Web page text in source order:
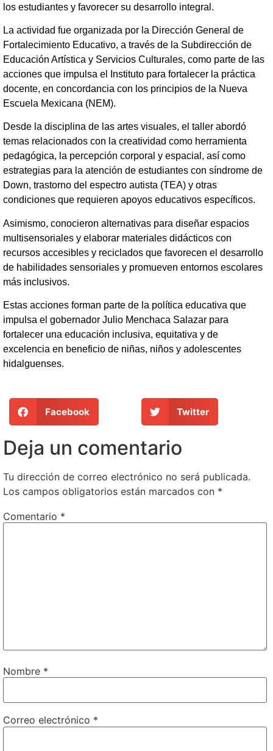
los estudiantes y favorecer su desarrollo integral.
La actividad fue organizada por la Dirección General de
Fortalecimiento Educativo, a través de la Subdirección de
Educación Artística y Servicios Culturales, como parte de las
acciones que impulsa el Instituto para fortalecer la práctica
docente, en concordancia con los principios de la Nueva
Escuela Mexicana (NEM).
Desde la disciplina de las artes visuales, el taller abordó
temas relacionados con la creatividad como herramienta
pedagógica, la percepción corporal y espacial, así como
estrategias para la atención de estudiantes con síndrome de
Down, trastorno del espectro autista (TEA) y otras
condiciones que requieren apoyos educativos específicos.
Asimismo, conocieron alternativas para diseñar espacios
multisensoriales y elaborar materiales didácticos con
recursos accesibles y reciclados que favorecen el desarrollo
de habilidades sensoriales y promueven entornos escolares
más inclusivos.
Estas acciones forman parte de la política educativa que
impulsa el gobernador Julio Menchaca Salazar para
fortalecer una educación inclusiva, equitativa y de
excelencia en beneficio de niñas, niños y adolescentes
hidalguenses.
Facebook Twitter
Deja un comentario
Tu dirección de correo electrónico no será publicada.
Los campos obligatorios están marcados con *
Comentario *
Nombre *
Correo electrónico *